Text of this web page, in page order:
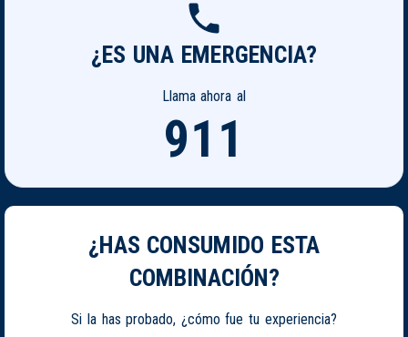
¿ES UNA EMERGENCIA?
Llama ahora al
911
¿HAS CONSUMIDO ESTA
COMBINACIÓN?
Si la has probado, ¿cómo fue tu experiencia?